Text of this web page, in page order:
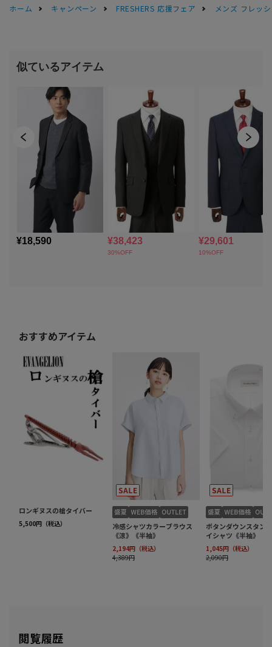
ホーム
キャンペーン FRESHERS 応援フェア メンズ フレッ
閲覧履歴